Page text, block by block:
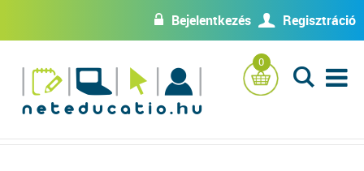
w Bejelentkezés U Regisztráció
0
L